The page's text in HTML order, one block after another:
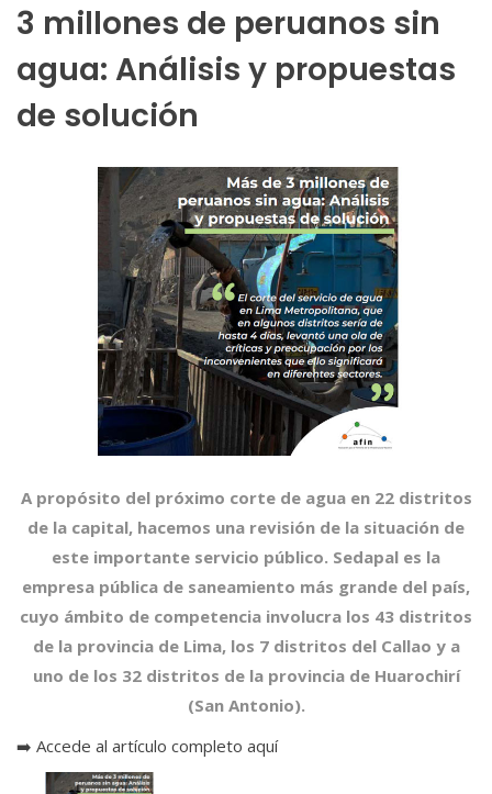
3 millones de peruanos sin
agua: Análisis y propuestas
de solución
A propósito del próximo corte de agua en 22 distritos
de la capital, hacemos una revisión de la situación de
este importante servicio público. Sedapal es la
empresa pública de saneamiento más grande del país,
cuyo ámbito de competencia involucra los 43 distritos
de la provincia de Lima, los 7 distritos del Callao y a
uno de los 32 distritos de la provincia de Huarochirí
(San Antonio).
➡️ Accede al artículo completo aquí